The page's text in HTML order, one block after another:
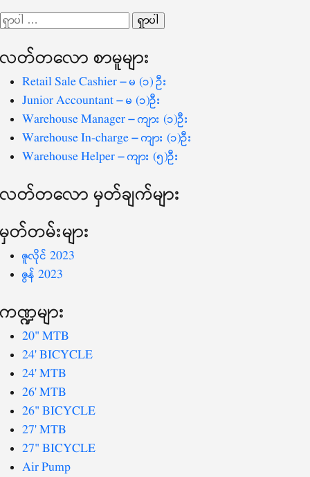
ပြ
ရှာ
စကားလုံး
လတ်တ‌လော စာမူများ
Retail Sale Cashier – မ (၁) ဦး
Junior Accountant – မ (၁)ဦး
Warehouse Manager – ကျား (၁)ဦး
Warehouse In-charge – ကျား (၁)ဦး
Warehouse Helper – ကျား (၅)ဦး
လတ်တ‌လော မှတ်ချက်များ
မှတ်တမ်းများ
ဇူလိုင် 2023
ဇွန် 2023
ကဏ္ဍများ
20" MTB
24' BICYCLE
24' MTB
26' MTB
26" BICYCLE
27' MTB
27" BICYCLE
Air Pump